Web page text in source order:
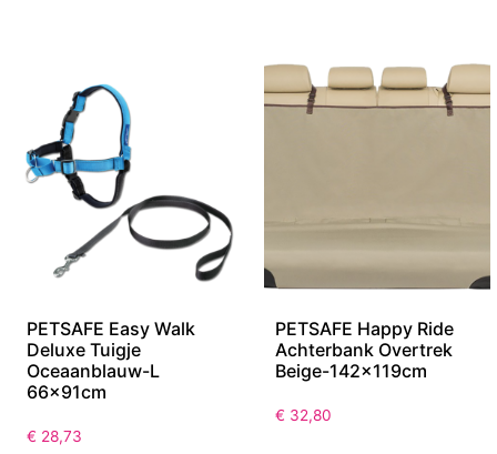
PETSAFE Easy Walk
Deluxe Tuigje
Oceaanblauw-L
66x91cm
€ 28,73
PETSAFE Happy Ride
Achterbank Overtrek
Beige-142x119cm
€ 32,80